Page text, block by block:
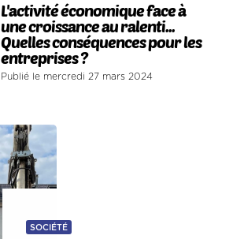
L'activité économique face à
une croissance au ralenti...
Quelles conséquences pour les
entreprises ?
Publié le mercredi 27 mars 2024
SOCIÉTÉ